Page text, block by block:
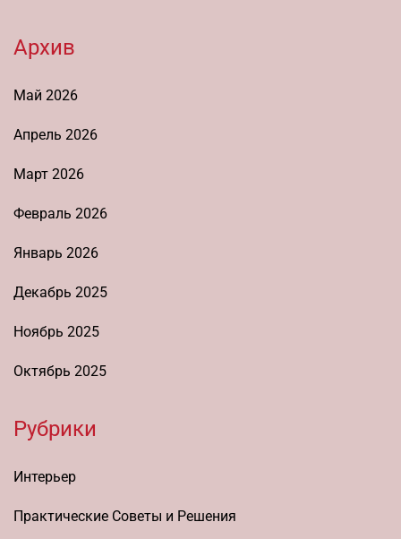
Архив
Май 2026
Апрель 2026
Март 2026
Февраль 2026
Январь 2026
Декабрь 2025
Ноябрь 2025
Октябрь 2025
Рубрики
Интерьер
Практические Советы и Решения